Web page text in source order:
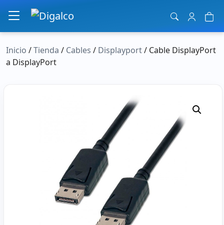
Navegación principal
Inicio /Tienda / Cables / Displayport/ Cable DisplayPort
a DisplayPort